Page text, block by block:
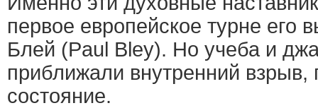
первое европейское турне его
Блей (Paul Bley). Но учеба и
приближали внутренний взрыв,
состояние.